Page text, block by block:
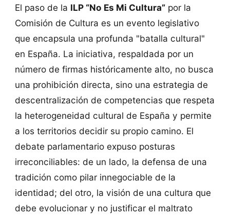
El paso de la ILP “No Es Mi Cultura”por la
Comisión de Cultura es un evento legislativo
que encapsula una profunda "batalla cultural"
en España. La iniciativa, respaldada por un
número de firmas históricamente alto, no busca
una prohibición directa, sino una estrategia de
descentralización de competencias que respeta
la heterogeneidad cultural de España y permite
a los territorios decidir su propio camino. El
debate parlamentario expuso posturas
irreconciliables: de un lado, la defensa de una
tradición como pilar innegociable de la
identidad; del otro, la visión de una cultura que
debe evolucionar y no justificar el maltrato